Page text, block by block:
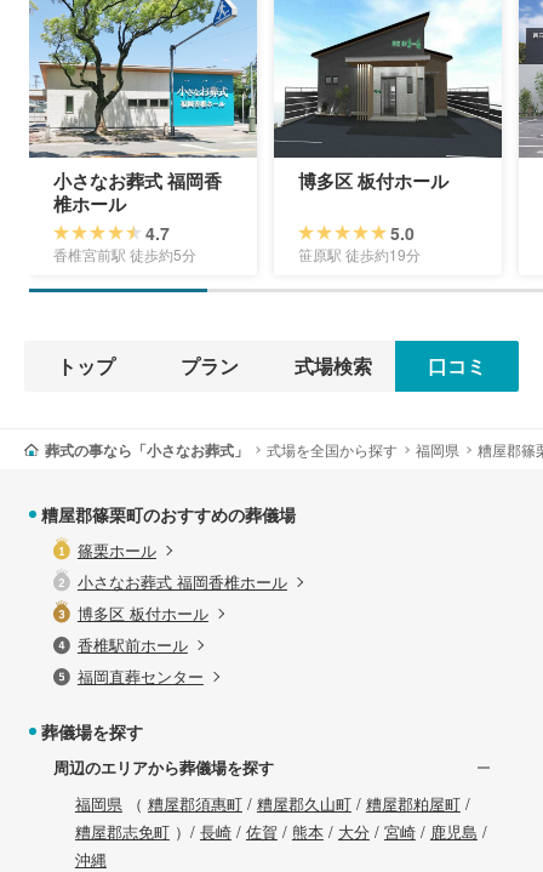
小さなお葬式 福岡香
椎ホール
4.7
香椎宮前駅 徒歩約5分
博多区 板付ホール
5.0
笹原駅 徒歩約19分
トップ プラン 式場検索 口コミ
葬式の事なら「小さなお葬式」 式場を全国から探す 福岡県 糟屋郡篠
糟屋郡篠栗町のおすすめの葬儀場
篠栗ホール
小さなお葬式 福岡香椎ホール
博多区 板付ホール
香椎駅前ホール
福岡直葬センター
葬儀場を探す
周辺のエリアから葬儀場を探す
福岡県 （ 糟屋郡須惠町/ 糟屋郡久山町/ 糟屋郡粕屋町/
糟屋郡志免町）/ 長崎/ 佐賀 / 熊本/ 大分 / 宮崎/ 鹿児島 /
沖縄